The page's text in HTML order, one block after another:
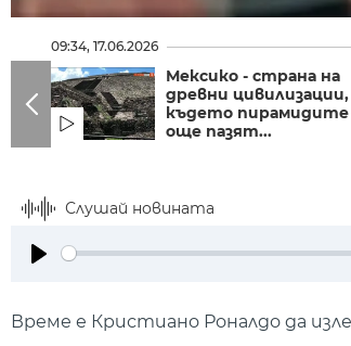
09:34, 17.06.2026
Мексико - страна на
древни цивилизации,
където пирамидите
още пазят...
Слушай новината
Време е Кристиано Роналдо да